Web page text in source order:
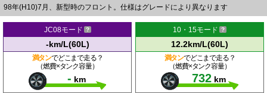
98年(H10)7月、新型時のフロント。仕様はグレードにより異なります
JC08モード
-km/L(60L)
満タンでどこまで走る？
（燃費×タンク容量）
- km
10・15モード
12.2km/L(60L)
満タンでどこまで走る？
（燃費×タンク容量）
732 km